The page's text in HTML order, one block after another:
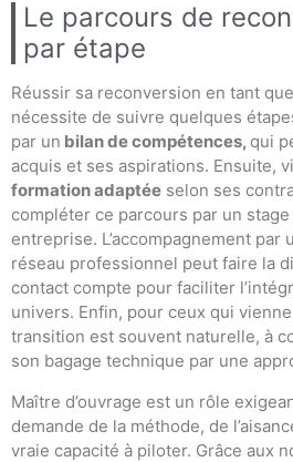
Le parcours de
par étape
Réussir sa reconversion en tant
nécessite de suivre quelques
par un bilan de compétences, qui
acquis et ses aspirations. Ensuite,
formation adaptée selon ses
compléter ce parcours par un
entreprise. L’accompagnement par
réseau professionnel peut faire la
contact compte pour faciliter
univers. Enfin, pour ceux qui
transition est souvent naturelle, à
son bagage technique par une
Maître d’ouvrage est un rôle
demande de la méthode, de
vraie capacité à piloter. Grâce aux